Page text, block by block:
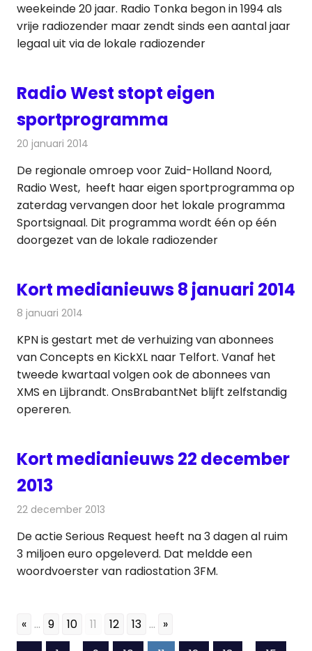
weekeinde 20 jaar. Radio Tonka begon in 1994 als
vrije radiozender maar zendt sinds een aantal jaar
legaal uit via de lokale radiozender
Radio West stopt eigen
sportprogramma
20 januari 2014
De regionale omroep voor Zuid-Holland Noord,
Radio West, heeft haar eigen sportprogramma op
zaterdag vervangen door het lokale programma
Sportsignaal. Dit programma wordt één op één
doorgezet van de lokale radiozender
Kort medianieuws 8 januari 2014
8 januari 2014
KPN is gestart met de verhuizing van abonnees
van Concepts en KickXL naar Telfort. Vanaf het
tweede kwartaal volgen ook de abonnees van
XMS en Lijbrandt. OnsBrabantNet blijft zelfstandig
opereren.
Kort medianieuws 22 december
2013
22 december 2013
De actie Serious Request heeft na 3 dagen al ruim
3 miljoen euro opgeleverd. Dat meldde een
woordvoerster van radiostation 3FM.
« ... 9 10 11 12 13 ... »